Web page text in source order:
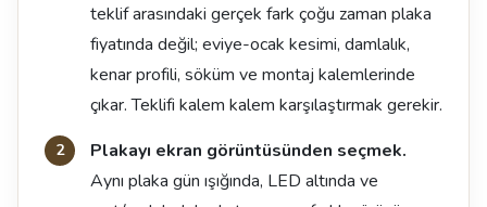
teklif arasındaki gerçek fark çoğu zaman plaka
fiyatında değil; eviye-ocak kesimi, damlalık,
kenar profili, söküm ve montaj kalemlerinde
çıkar. Teklifi kalem kalem karşılaştırmak gerekir.
Plakayı ekran görüntüsünden seçmek.
Aynı plaka gün ışığında, LED altında ve